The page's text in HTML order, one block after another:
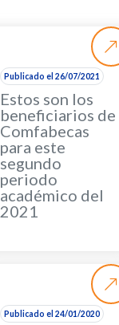
Publicado el 26/07/2021
Estos son los
beneficiarios de
Comfabecas
para este
segundo
periodo
académico del
2021
Publicado el 24/01/2020